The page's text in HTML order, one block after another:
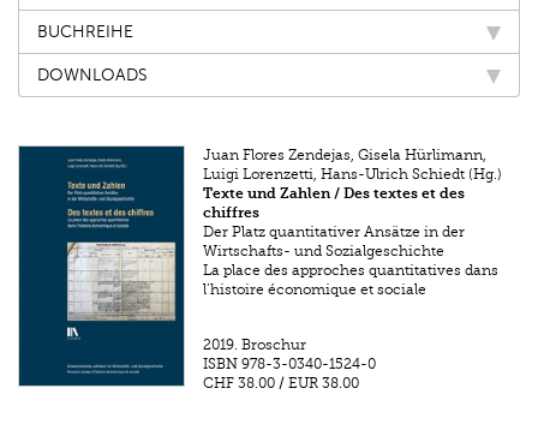
BUCHREIHE
DOWNLOADS
Juan Flores Zendejas, Gisela Hürlimann,
Luigi Lorenzetti, Hans-Ulrich Schiedt (Hg.)
Texte und Zahlen / Des textes et des
chiffres
Der Platz quantitativer Ansätze in der
Wirtschafts- und Sozialgeschichte
La place des approches quantitatives dans
l’histoire économique et sociale
2019. Broschur
ISBN 978-3-0340-1524-0
CHF 38.00 /EUR 38.00